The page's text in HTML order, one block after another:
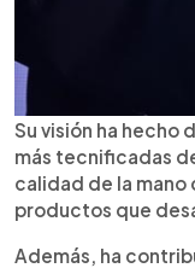
Su visión ha hecho
más tecnificadas
calidad de la mano
productos que
Además, ha